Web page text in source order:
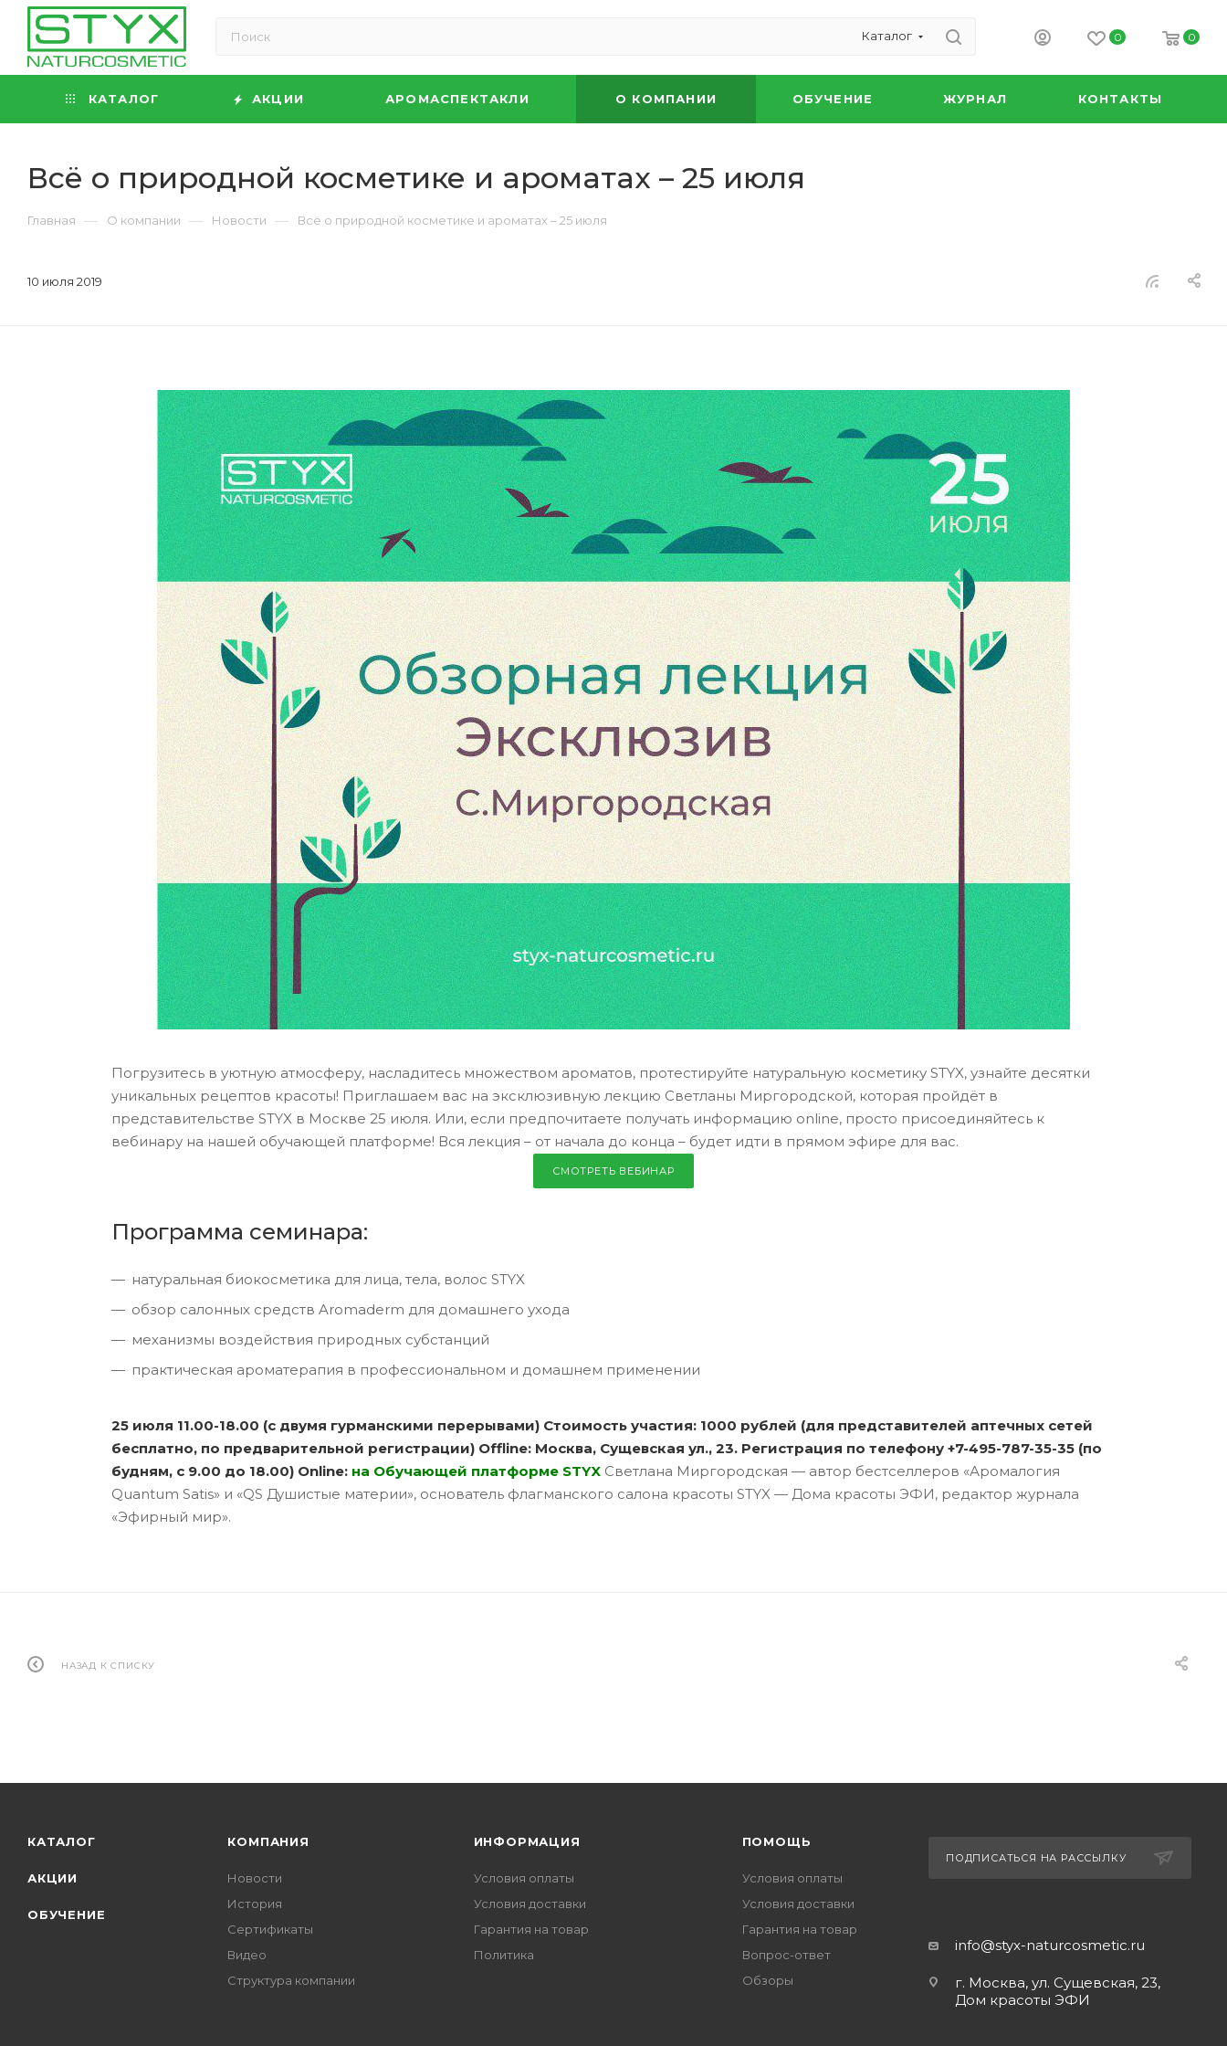
Каталог 0 0
КАТАЛОГ АКЦИИ АРОМАСПЕКТАКЛИ О КОМПАНИИ ОБУЧЕНИЕ ЖУРНАЛ КОНТАКТЫ
Всё о природной косметике и ароматах – 25 июля
Главная — О компании — Новости — Всё о природной косметике и ароматах – 25 июля
10 июля 2019
Погрузитесь в уютную атмосферу, насладитесь множеством ароматов, протестируйте натуральную косметику STYX, узнайте десятки
уникальных рецептов красоты! Приглашаем вас на эксклюзивную лекцию Светланы Миргородской, которая пройдёт в
представительстве STYX в Москве 25 июля. Или, если предпочитаете получать информацию online, просто присоединяйтесь к
вебинару на нашей обучающей платформе! Вся лекция – от начала до конца – будет идти в прямом эфире для вас.
СМОТРЕТЬ ВЕБИНАР
Программа семинара:
натуральная биокосметика для лица, тела, волос STYX
обзор салонных средств Aromaderm для домашнего ухода
механизмы воздействия природных субстанций
практическая ароматерапия в профессиональном и домашнем применении
25 июля 11.00-18.00 (с двумя гурманскими перерывами) Стоимость участия: 1000 рублей (для представителей аптечных сетей
бесплатно, по предварительной регистрации) Offline: Москва, Сущевская ул., 23. Регистрация по телефону +7-495-787-35-35 (по
будням, с 9.00 до 18.00) Online: на Обучающей платформе STYX Светлана Миргородская — автор бестселлеров «Аромалогия
Quantum Satis» и «QS Душистые материи», основатель флагманского салона красоты STYX — Дома красоты ЭФИ, редактор журнала
«Эфирный мир».
НАЗАД К СПИСКУ
КАТАЛОГ
АКЦИИ
ОБУЧЕНИЕ
КОМПАНИЯ
Новости
История
Сертификаты
Видео
Структура компании
ИНФОРМАЦИЯ
Условия оплаты
Условия доставки
Гарантия на товар
Политика
ПОМОЩЬ
Условия оплаты
Условия доставки
Гарантия на товар
Вопрос-ответ
Обзоры
ПОДПИСАТЬСЯ НА РАССЫЛКУ
info@styx-naturcosmetic.ru
г. Москва, ул. Сущевская, 23,
Дом красоты ЭФИ